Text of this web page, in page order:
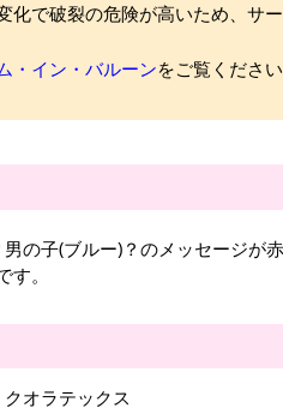
化で破裂の危険が高いため、サ
・イン・バルーンをご覧ください
の子(ブルー)？のメッセージが
。
クオラテックス